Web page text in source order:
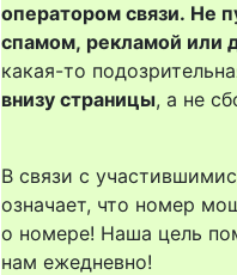
оператором связи. Не
спамом, рекламой или
какая-то
внизу страницы, а не
В связи с
означает, что номер
о номере! Наша цель
нам ежедневно!